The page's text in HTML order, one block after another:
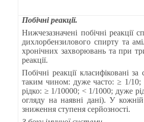
Побічні реакції.
Нижчезазначені побічні реакції
дихлорбензилового спирту та
хронічних захворювань та при
реакції.
Побічні реакції класифіковані
таким чином: дуже часто: ≥ 1/10;
рідко: ≥ 1/10000; < 1/1000; дуже
огляду на наявні дані). У кожній
зниження ступеня серйозності.